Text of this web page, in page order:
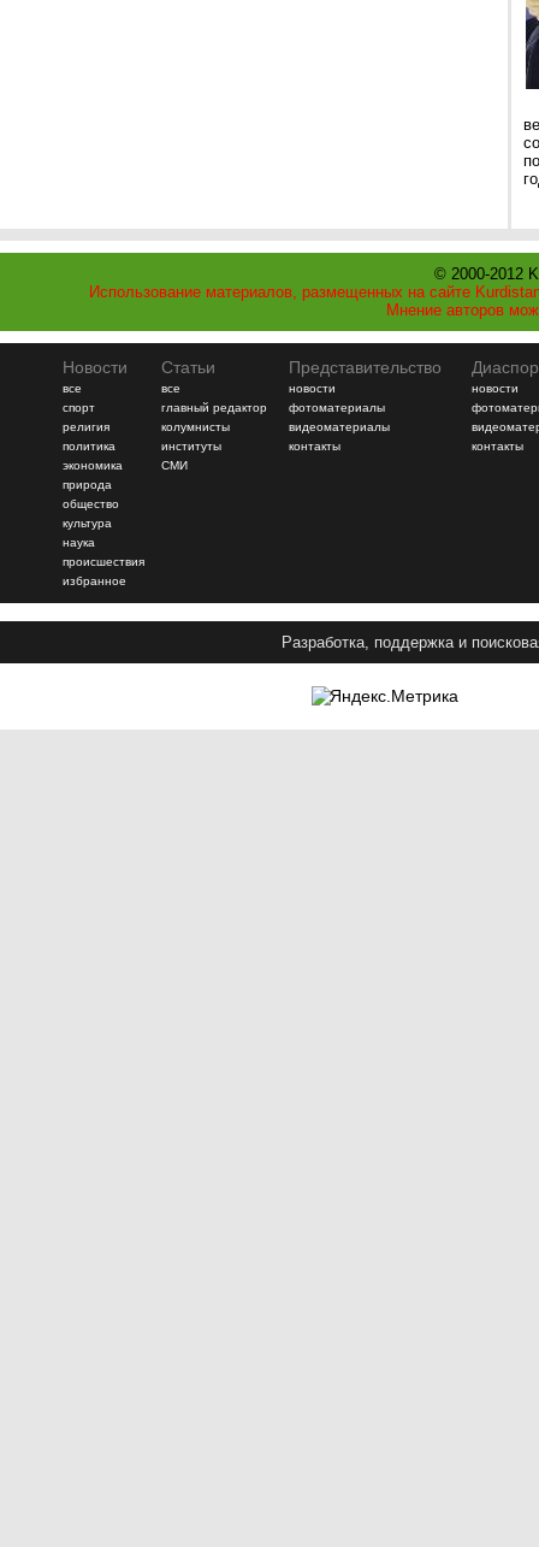
© 2000-2012
Использование материалов, размещенных на сайте
Мнение авторов
Новости
все
спорт
религия
политика
экономика
природа
общество
культура
наука
происшествия
избранное
Статьи
все
главный редактор
колумнисты
институты
СМИ
Представительство
новости
фотоматериалы
видеоматериалы
контакты
новости
контакты
Разработка, поддержка и